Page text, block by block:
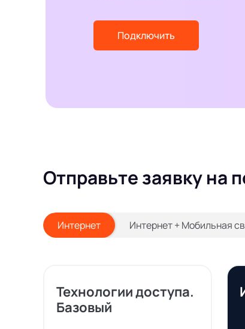
Подключить
Отправьте заявку на
Интернет Интернет + Мобильная
Технологии доступа.
Базовый